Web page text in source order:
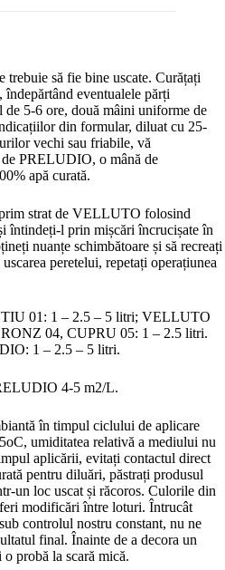
trebuie să fie bine uscate. Curățați
îndepărtând eventualele părți
5-6 ore, două mâini uniforme de
din formular, diluat cu 25-
vechi sau friabile, vă
PRELUDIO, o mână de
apă curată.
strat de VELLUTO folosind
întindeți-l prin mișcări încrucișate în
nuanțe schimbătoare și să recreați
peretelui, repetați operațiunea
01: 1 – 2.5 – 5 litri; VELLUTO
04, CUPRU 05: 1 – 2.5 litri.
1 – 2.5 – 5 litri.
4-5 m2/L.
în timpul ciclului de aplicare
umiditatea relativă a mediului nu
aplicării, evitați contactul direct
pentru diluări, păstrați produsul
un loc uscat și răcoros. Culorile din
modificări între loturi. Întrucât
controlul nostru constant, nu ne
final. Înainte de a decora un
o probă la scară mică.